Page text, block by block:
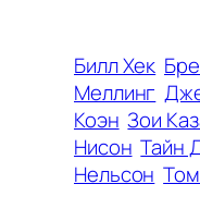
Билл Хек
Меллинг
Коэн Зои
Нисон Тайн
Нельсон